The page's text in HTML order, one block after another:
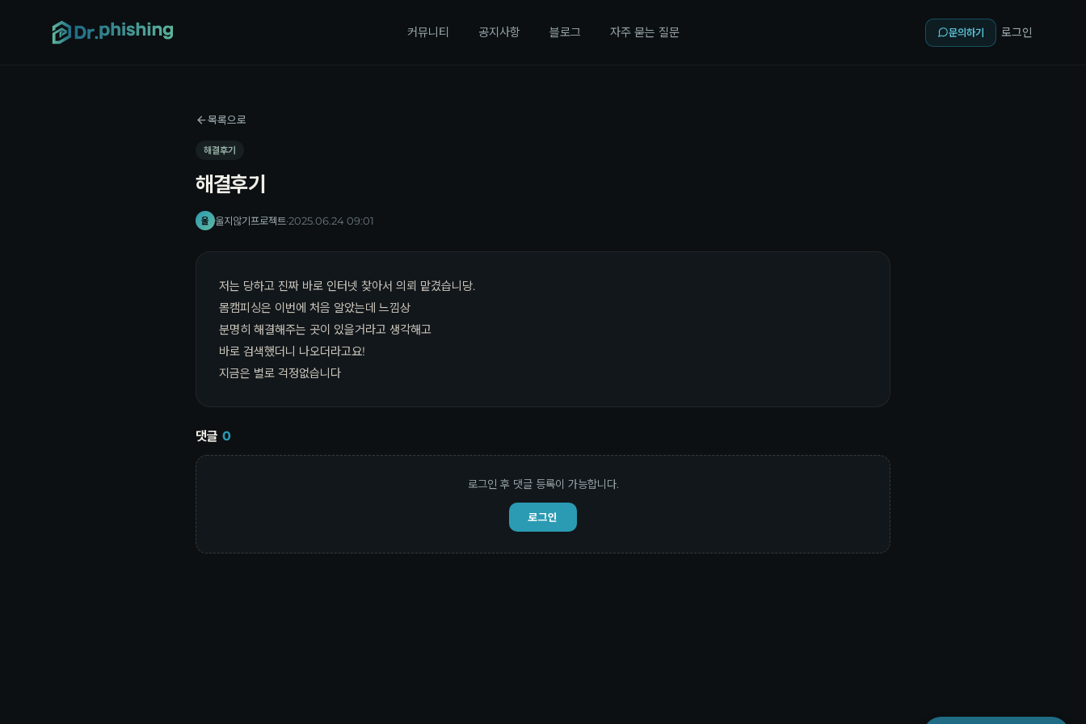
커뮤니티 공지사항 블로그 자주 묻는 질문 문의하기 로그인
목록으로
해결후기
해결후기
울 울지않기프로젝트·2025.06.24 09:01
저는 당하고 진짜 바로 인터넷 찾아서 의뢰 맡겼습니당.
몸캠피싱은 이번에 처음 알았는데 느낌상
분명히 해결해주는 곳이 있을거라고 생각해고
바로 검색했더니 나오더라고요!
지금은 별로 걱정없습니다
댓글 0
로그인 후 댓글 등록이 가능합니다.
로그인